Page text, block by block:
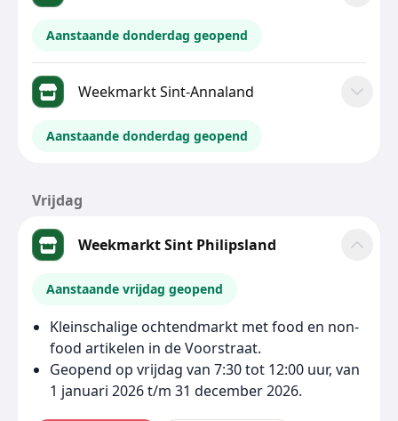
Aanstaande donderdag geopend
Weekmarkt Sint-Annaland
Aanstaande donderdag geopend
Vrijdag
Weekmarkt Sint Philipsland
Aanstaande vrijdag geopend
Kleinschalige ochtendmarkt met food en non-
food artikelen in de Voorstraat.
Geopend op vrijdag van 7:30 tot 12:00 uur, van
1 januari 2026 t/m 31 december 2026.